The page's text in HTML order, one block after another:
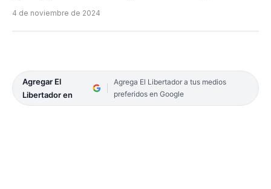
4 de noviembre de 2024
Agregar El
Libertador en
Agrega El Libertador a tus medios
preferidos en Google